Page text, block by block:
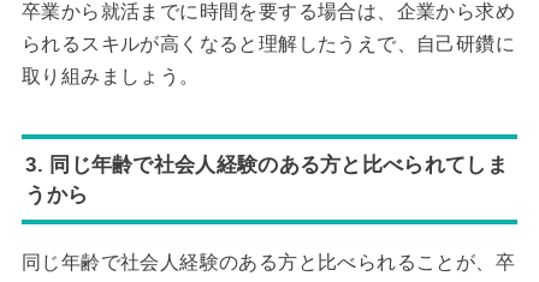
卒業から就活までに時間を要する場合は、企業から求め
られるスキルが高くなると理解したうえで、自己研鑽に
取り組みましょう。
3. 同じ年齢で社会人経験のある方と比べられてしま
うから
同じ年齢で社会人経験のある方と比べられることが、卒